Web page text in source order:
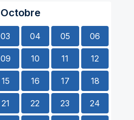
Octobre
03 04 05 06
09 10 11 12
15 16 17 18
21 22 23 24